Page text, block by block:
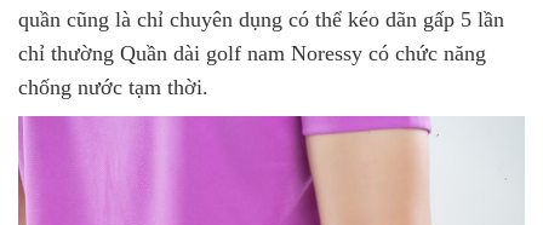
quần cũng là chỉ chuyên dụng có thể kéo dãn gấp 5 lần
chỉ thường Quần dài golf nam Noressy có chức năng
chống nước tạm thời.